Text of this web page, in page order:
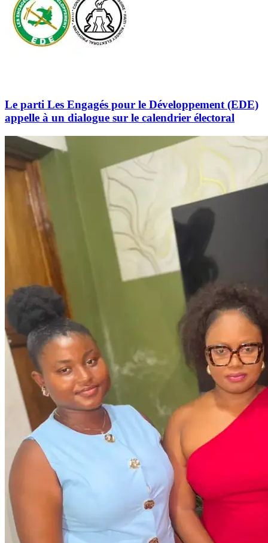
Le parti Les Engagés pour le Développement (EDE)
appelle à un dialogue sur le calendrier électoral